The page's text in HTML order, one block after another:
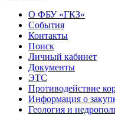
О ФБУ «ГКЗ»
События
Контакты
Поиск
Личный кабинет
Документы
ЭТС
Противодействие
Информация о
Геология и